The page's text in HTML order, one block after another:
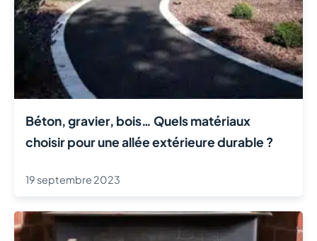
Béton, gravier, bois… Quels matériaux
choisir pour une allée extérieure durable ?
19 septembre 2023